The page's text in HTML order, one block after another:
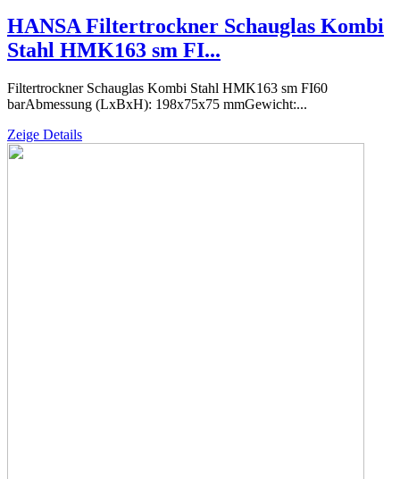
HANSA Filtertrockner Schauglas Kombi
Stahl HMK163 sm FI...
Filtertrockner Schauglas Kombi Stahl HMK163 sm FI60
barAbmessung (LxBxH): 198x75x75 mmGewicht:...
Zeige Details